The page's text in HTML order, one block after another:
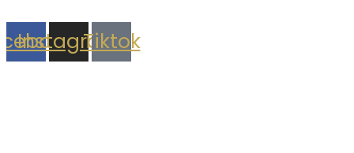
Instagram
Tiktok